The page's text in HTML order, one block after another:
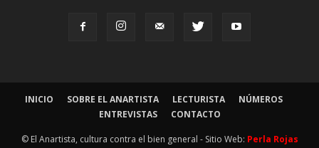
INICIO SOBRE EL ANARTISTA LECTURISTA
NÚMEROS
ENTREVISTAS
CONTACTO
© El Anartista, cultura contra el bien general - Sitio Web: Perla Rojas